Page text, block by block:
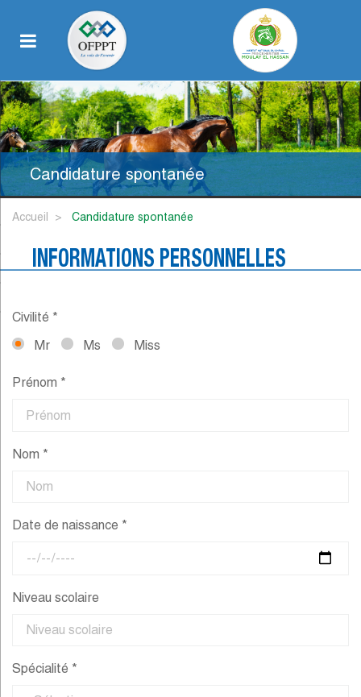
Candidature spontanée
Accueil candidature spontanée
INFORMATIONS PERSONNELLES
Civilité *
Mr
Ms Miss
Prénom *
Nom *
Date de naissance *
Niveau scolaire
Spécialité *